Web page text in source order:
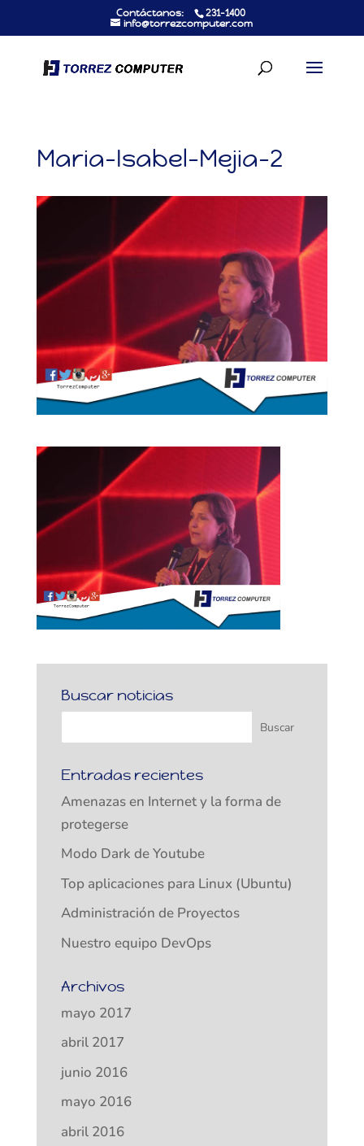
Contáctanos:
231-1400
info@torrezcomputer.com
Maria-Isabel-Mejia-2
Buscar noticias
Entradas recientes
Amenazas en Internet y la forma de
protegerse
Modo Dark de Youtube
Top aplicaciones para Linux (Ubuntu)
Administración de Proyectos
Nuestro equipo DevOps
Archivos
mayo 2017
abril 2017
junio 2016
mayo 2016
abril 2016